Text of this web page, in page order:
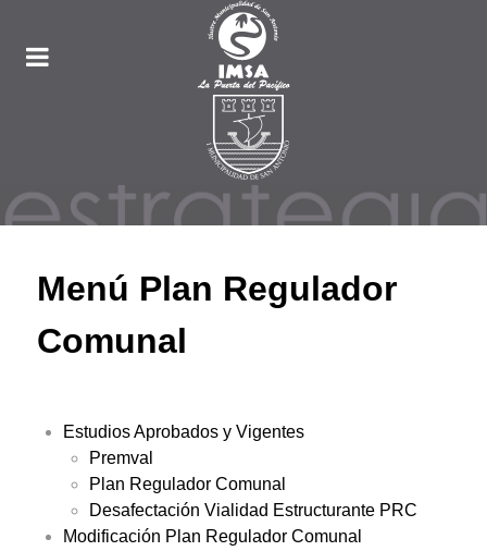
Menú Plan Regulador
Comunal
Estudios Aprobados y Vigentes
Premval
Plan Regulador Comunal
Desafectación Vialidad Estructurante PRC
Modificación Plan Regulador Comunal